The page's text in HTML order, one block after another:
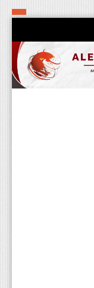
Αρχική
Τα εν δήμω εν οίκω
Πολιτιστικά-